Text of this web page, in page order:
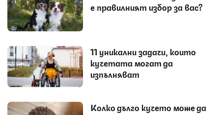
е правилният избор за вас?
11 уникални задачи, които
кучетата могат да
изпълняват
Колко дълго кучето може да